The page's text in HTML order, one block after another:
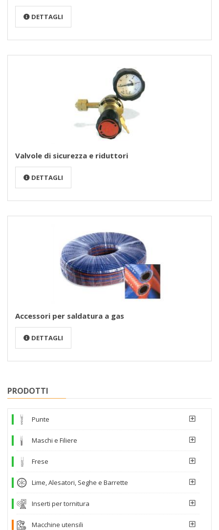
DETTAGLI
Valvole di sicurezza e riduttori
DETTAGLI
Accessori per saldatura a gas
DETTAGLI
PRODOTTI
Punte
Maschi e Filiere
Frese
Lime, Alesatori, Seghe e Barrette
Inserti per tornitura
Macchine utensili